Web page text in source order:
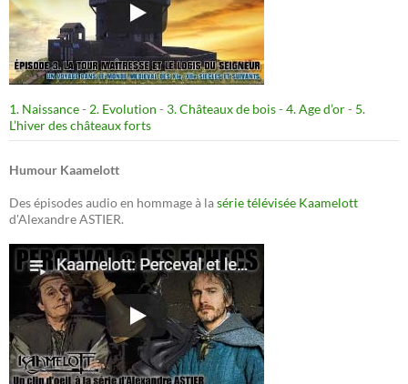
1. Naissance- 2. Evolution - 3. Châteaux de bois- 4. Age d’or- 5.
L’hiver des châteaux forts
Humour Kaamelott
Des épisodes audio en hommage à lasérie télévisée Kaamelott
d'Alexandre ASTIER.